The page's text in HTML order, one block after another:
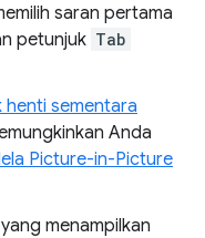
saran pertama
petunjuk Tab
henti sementara
Anda
Picture-in-Picture
menampilkan